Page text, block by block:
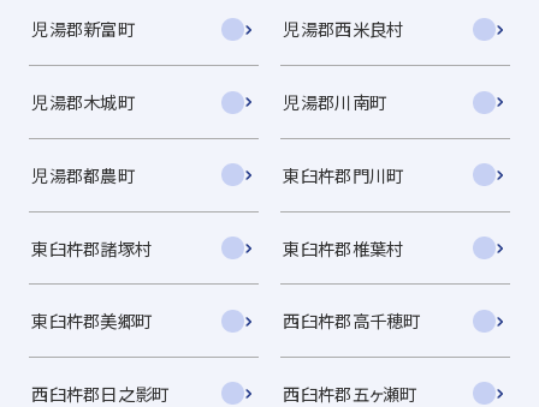
児湯郡新富町 児湯郡西米良村
児湯郡木城町 児湯郡川南町
児湯郡都農町 東臼杵郡門川町
東臼杵郡諸塚村 東臼杵郡椎葉村
東臼杵郡美郷町 西臼杵郡高千穂町
西臼杵郡日之影町 西臼杵郡五ヶ瀬町